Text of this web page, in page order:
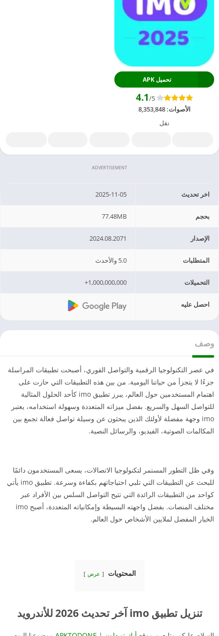
تحميل APK
4.1/5
الأصوات:8,353,848
نقل
ADVERTISEMENT
اخر تحديث 2025-11-05
بحجم 77.48MB
الإصدار 2024.08.2071
المتطلبات 5.0 والأحدث
التحميلات 1,000,000,000+
احصل عليه
وصف
في عصر التكنولوجيا الرقمية والتواصل الفوري، أصبحت تطبيقات المراسلة
جزءًا لا يتجزأ من حياتنا اليومية. من بين هذه التطبيقات التي حازت على
اهتمام المستخدمين حول العالم، يبرز تطبيق imo كأحد الحلول المثالية
للتواصل السهل والسريع. بفضل ميزاته المتعددة وسهولة استخدامه، يعتبر
imo وجهة مفضلة لأولئك الذين يبحثون عن وسيلة تواصل فعالة تجمع بين
المكالمات الصوتية، الفيديو، والرسائل النصية.
وفي ظل التطور المستمر لتكنولوجيا الاتصالات، يسعى المستخدمون دائمًا
للبحث عن التطبيقات التي تلبي احتياجاتهم بكفاءة وسرعة. تطبيق imo يأتي
كواحد من التطبيقات الرائدة التي تتيح التواصل السلس بين الأفراد عبر
مختلف المنصات. بفضل واجهته البسيطة وإمكانياته المتعددة، أصبح imo
الخيار المفضل لملايين الأشخاص حول العالم.
المحتويات عرض
تنزيل تطبيق imo آخر تحديث 2026 للأندرويد